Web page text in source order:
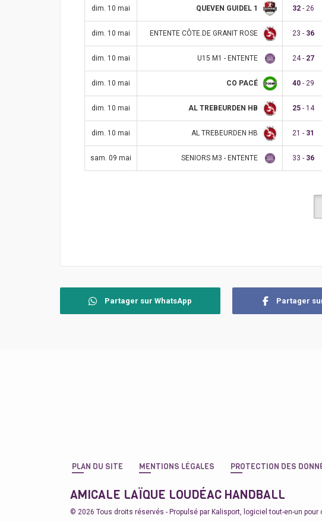
dim. 10 mai QUEVEN GUIDEL 1 32- 26
dim. 10 mai ENTENTE CÔTE.DE GRANIT ROSE 23 - 36
dim. 10 mai U15 M1 - ENTENTE 24 - 27
dim. 10 mai CO PACÉ 40- 29
dim. 10 mai AL TREBEURDEN HB 25- 14
dim. 10 mai AL TREBEURDEN HB 21 - 31
sam. 09 mai SENIORS M3 - ENTENTE 33 - 36
Partager sur WhatsApp Partager
PLAN DU SITE MENTIONS LÉGALES PROTECTION DES
AMICALE LAÏQUE LOUDÉAC HANDBALL
© 2026 Tous droits réservés - Propulsé par Kalisport, logiciel tout-en-un pour